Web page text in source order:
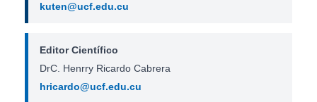
kuten@ucf.edu.cu
Editor Científico
DrC. Henrry Ricardo Cabrera
hricardo@ucf.edu.cu